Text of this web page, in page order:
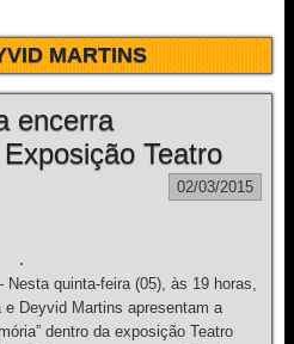
MARTINS
encerra
Teatro
02/03/2015
quinta-feira (05), às 19 horas,
Deyvid Martins apresentam a
dentro da exposição Teatro